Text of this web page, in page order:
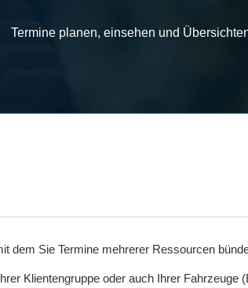
Termine planen, einsehen und
dem Sie Termine mehrerer Ressourcen
Klientengruppe oder auch Ihrer Fahrzeuge